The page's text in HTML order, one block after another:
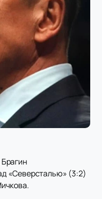
«Северсталью» (3:2)